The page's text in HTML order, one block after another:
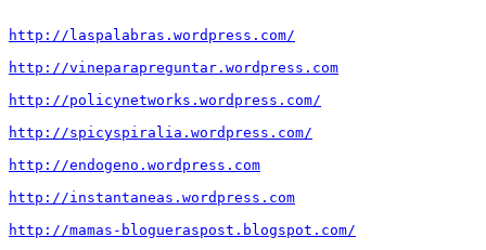
http://laspalabras.wordpress.com/
http://vineparapreguntar.wordpress.com
http://policynetworks.wordpress.com/
http://spicyspiralia.wordpress.com/
http://endogeno.wordpress.com
http://instantaneas.wordpress.com
http://mamas-blogueraspost.blogspot.com/